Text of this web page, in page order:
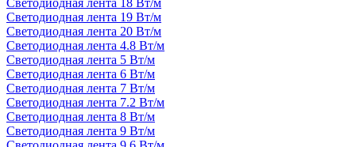
Светодиодная лента 18 Вт/м
Светодиодная лента 19 Вт/м
Светодиодная лента 20 Вт/м
Светодиодная лента 4.8 Вт/м
Светодиодная лента 5 Вт/м
Светодиодная лента 6 Вт/м
Светодиодная лента 7 Вт/м
Светодиодная лента 7.2 Вт/м
Светодиодная лента 8 Вт/м
Светодиодная лента 9 Вт/м